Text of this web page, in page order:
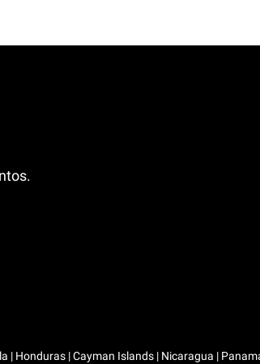
| Honduras | Cayman Islands | Nicaragua |